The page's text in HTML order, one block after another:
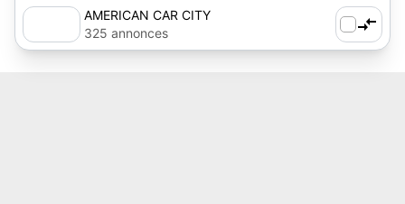
AMERICAN CAR CITY
325 annonces